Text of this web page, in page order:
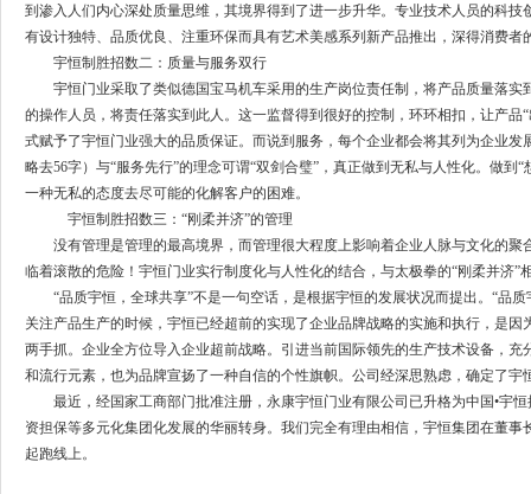
到渗入人们内心深处质量思维，其境界得到了进一步升华。专业技术人员的科
有设计独特、品质优良、注重环保而具有艺术美感系列新产品推出，深得消费者
宇恒制胜招数二：质量与服务双行
宇恒门业采取了类似德国宝马机车采用的生产岗位责任制，将产品质量落
的操作人员，将责任落实到此人。这一监督得到很好的控制，环环相扣，让产
式赋予了宇恒门业强大的品质保证。而说到服务，每个企业都会将其列为企业
略去56字）与“服务先行”的理念可谓“双剑合璧”，真正做到无私与人性化。做
一种无私的态度去尽可能的化解客户的困难。
宇恒制胜招数三：“刚柔并济”的管理
没有管理是管理的最高境界，而管理很大程度上影响着企业人脉与文化的
临着滚散的危险！宇恒门业实行制度化与人性化的结合，与太极拳的“刚柔并济
“品质宇恒，全球共享”不是一句空话，是根据宇恒的发展状况而提出。“品
关注产品生产的时候，宇恒已经超前的实现了企业品牌战略的实施和执行，是
两手抓。企业全方位导入企业超前战略。引进当前国际领先的生产技术设备，
和流行元素，也为品牌宣扬了一种自信的个性旗帜。公司经深思熟虑，确定了
最近，经国家工商部门批准注册，永康宇恒门业有限公司已升格为中国•宇
资担保等多元化集团化发展的华丽转身。我们完全有理由相信，宇恒集团在董
起跑线上。